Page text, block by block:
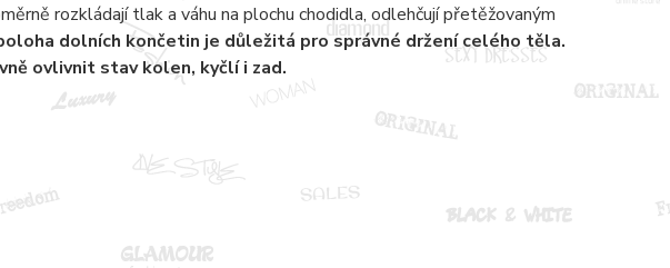
rozkládají tlak a váhu na plochu chodidla, odlehčují přetěžovaným
dolních končetin je důležitá pro správné držení celého těla.
ovlivnit stav kolen, kyčlí i zad.